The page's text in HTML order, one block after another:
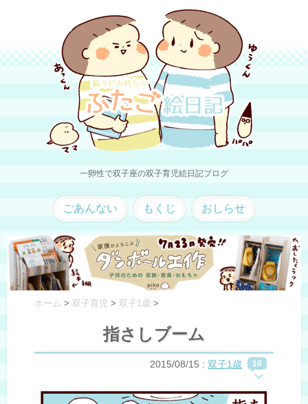
一卵性で双子座の双子育児絵日記ブログ
ごあんない もくじ おしらせ
ホーム > 双子育児 > 双子1歳 >
指さしブーム
2015/08/15 : 双子1歳 10